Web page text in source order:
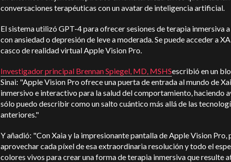
conversaciones terapéuticas con un avatar de inteligencia artificial.
El sistema utilizó GPT-4 para ofrecer sesiones de terapia inmersiva
con ansiedad o depresión de leve a moderada. Se puede acceder a
casco de realidad virtual Apple Vision Pro.
Investigador principal Brennan Spiegel, MD, MSHSescribió en un
Sinai: "Apple Vision Pro ofrece una puerta de entrada al mundo de
inmersivo e interactivo para la salud del comportamiento, haciendo
sólo puedo describir como un salto cuántico más allá de las
anteriores."
Y añadió: "Con Xaia y la impresionante pantalla de Apple Vision Pro,
aprovechar cada píxel de esa extraordinaria resolución y todo el
colores vivos para crear una forma de terapia inmersiva que resulte